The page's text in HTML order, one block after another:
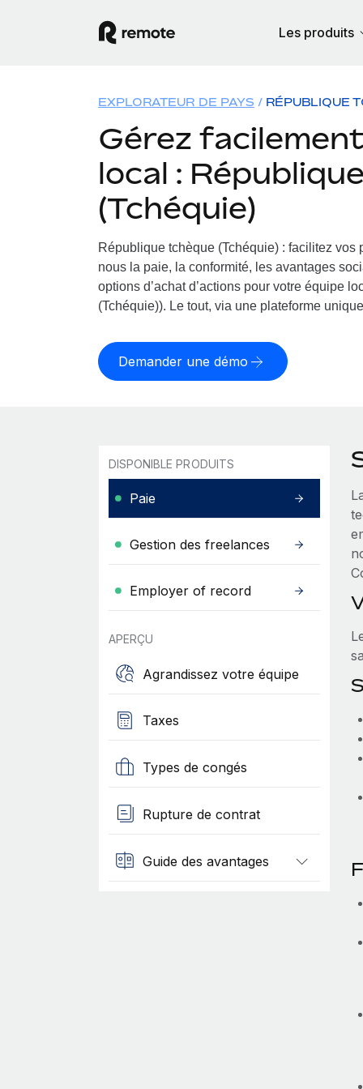
Les produits
EXPLORATEUR DE PAYS RÉPUBLIQUE
Gérez facilement
local :
(Tchéquie)
République tchèque (Tchéquie) : facilitez vos
nous la paie, la conformité, les avantages
options d’achat d’actions pour votre équipe
(Tchéquie)). Le tout, via une plateforme
Demander une démo
DISPONIBLE PRODUITS
Paie
Gestion des freelances
Employer of record
APERÇU
Agrandissez votre équipe
Taxes
Types de congés
Rupture de contrat
Guide des avantages